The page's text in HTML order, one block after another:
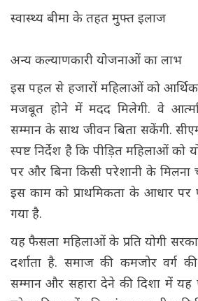
स्वास्थ्य बीमा के तहत मुफ्त इलाज
अन्य कल्याणकारी योजनाओं का लाभ
इस पहल से हजारों महिलाओं को
मजबूत होने में मदद मिलेगी. वे
सम्मान के साथ जीवन बिता सकेंगी.
स्पष्ट निर्देश है कि पीड़ित महिलाओं
पर और बिना किसी परेशानी के मिलना
इस काम को प्राथमिकता के आधार
गया है.
यह फैसला महिलाओं के प्रति योगी
दर्शाता है. समाज की कमजोर वर्ग
सम्मान और सहारा देने की दिशा में